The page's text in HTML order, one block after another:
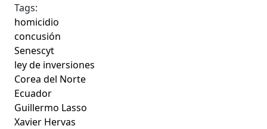
Tags:
homicidio
concusión
Senescyt
ley de inversiones
Corea del Norte
Ecuador
Guillermo Lasso
Xavier Hervas